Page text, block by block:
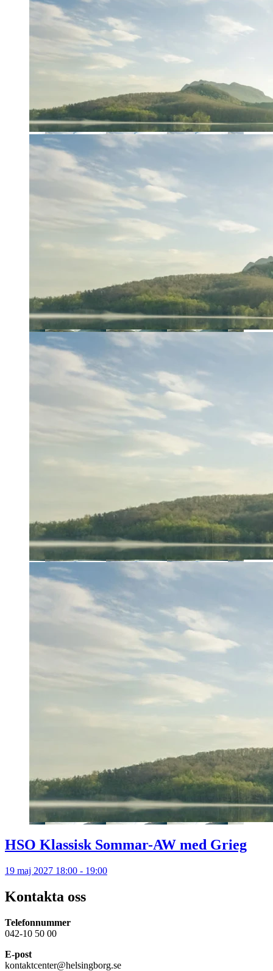
HSO Klassisk Sommar-AW med Grieg
19 maj 2027 18:00 - 19:00
Kontakta oss
Telefonnummer
042-10 50 00
E-post
kontaktcenter@helsingborg.se